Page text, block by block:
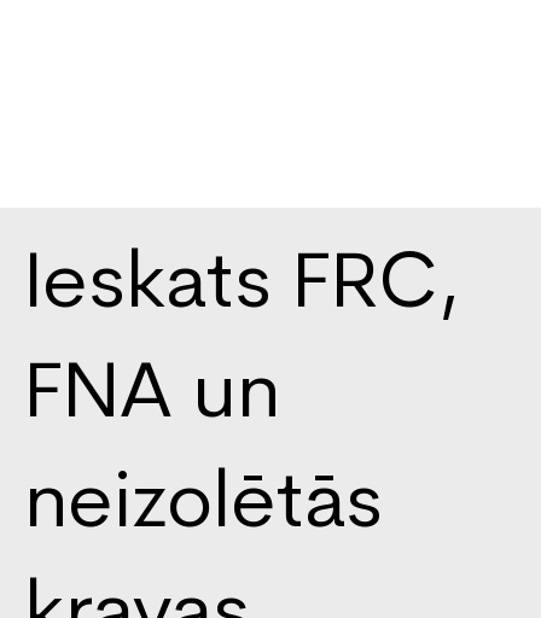
Ieskats FRC,
FNA un
neizolētās